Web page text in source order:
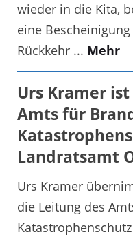
wieder in die Kita,
eine
Rückkehr ... Mehr
Urs Kramer
Amts für
Landratsamt
Urs Kramer
die Leitung des